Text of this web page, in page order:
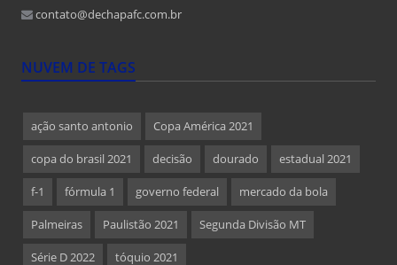
contato@dechapafc.com.br
NUVEM DE TAGS
ação santo antonio Copa América 2021
copa do brasil 2021 decisão dourado estadual 2021
f-1 fórmula 1 governo federal mercado da bola
Palmeiras Paulistão 2021 Segunda Divisão MT
Série D 2022 tóquio 2021